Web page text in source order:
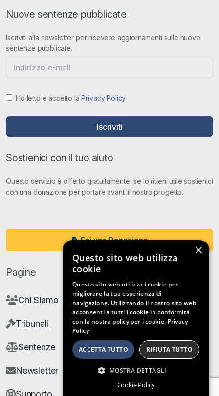
Nuove sentenze pubblicate
Iscriviti alla newsletter per ricevere aggiornamenti sulle nuove
sentenze pubblicate.
Ho letto e accetto laPrivacy Policy
Iscriviti
Sostienici con il tuo aiuto
Questo servizio è offerto gratuitamente, se lo ritieni utile sostienici
con una donazione per portare avanti il nostro progetto.
Fai una Donazione
Pagine
Chi Siamo
Tribunali
Sentenze
Newsletter
Supporto
×
Questo sito web utilizza
cookie
Questo sito web utilizza i cookie per
migliorare la tua esperienza di
navigazione. Utilizzando il nostro sito web
acconsenti a tutti i cookie in conformità
con la nostra policy per i cookie. Privacy
Policy
ACCETTA TUTTO RIFIUTA TUTTO
MOSTRA DETTAGLI
Cookie Policy